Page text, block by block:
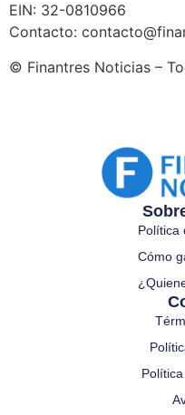
EIN: 32-0810966
Contacto:
© Finantres Noticias –
Política
Cómo